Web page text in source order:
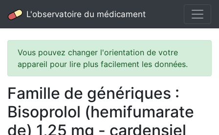
L'observatoire du médicament
Vous pouvez changer l'orientation de votre
appareil pour lire plus facilement les données.
Famille de génériques :
Bisoprolol (hemifumarate
de) 1,25 mg - cardensiel